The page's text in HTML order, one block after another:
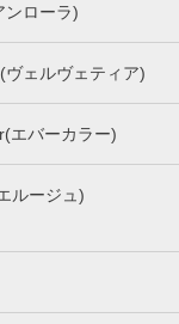
ンローラ)
ヴェルヴェティア)
エバーカラー)
ルージュ)